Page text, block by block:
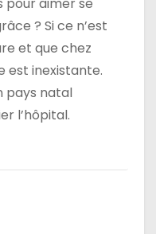
? Si ce n’est
et que chez
est inexistante.
pays natal
l’hôpital.